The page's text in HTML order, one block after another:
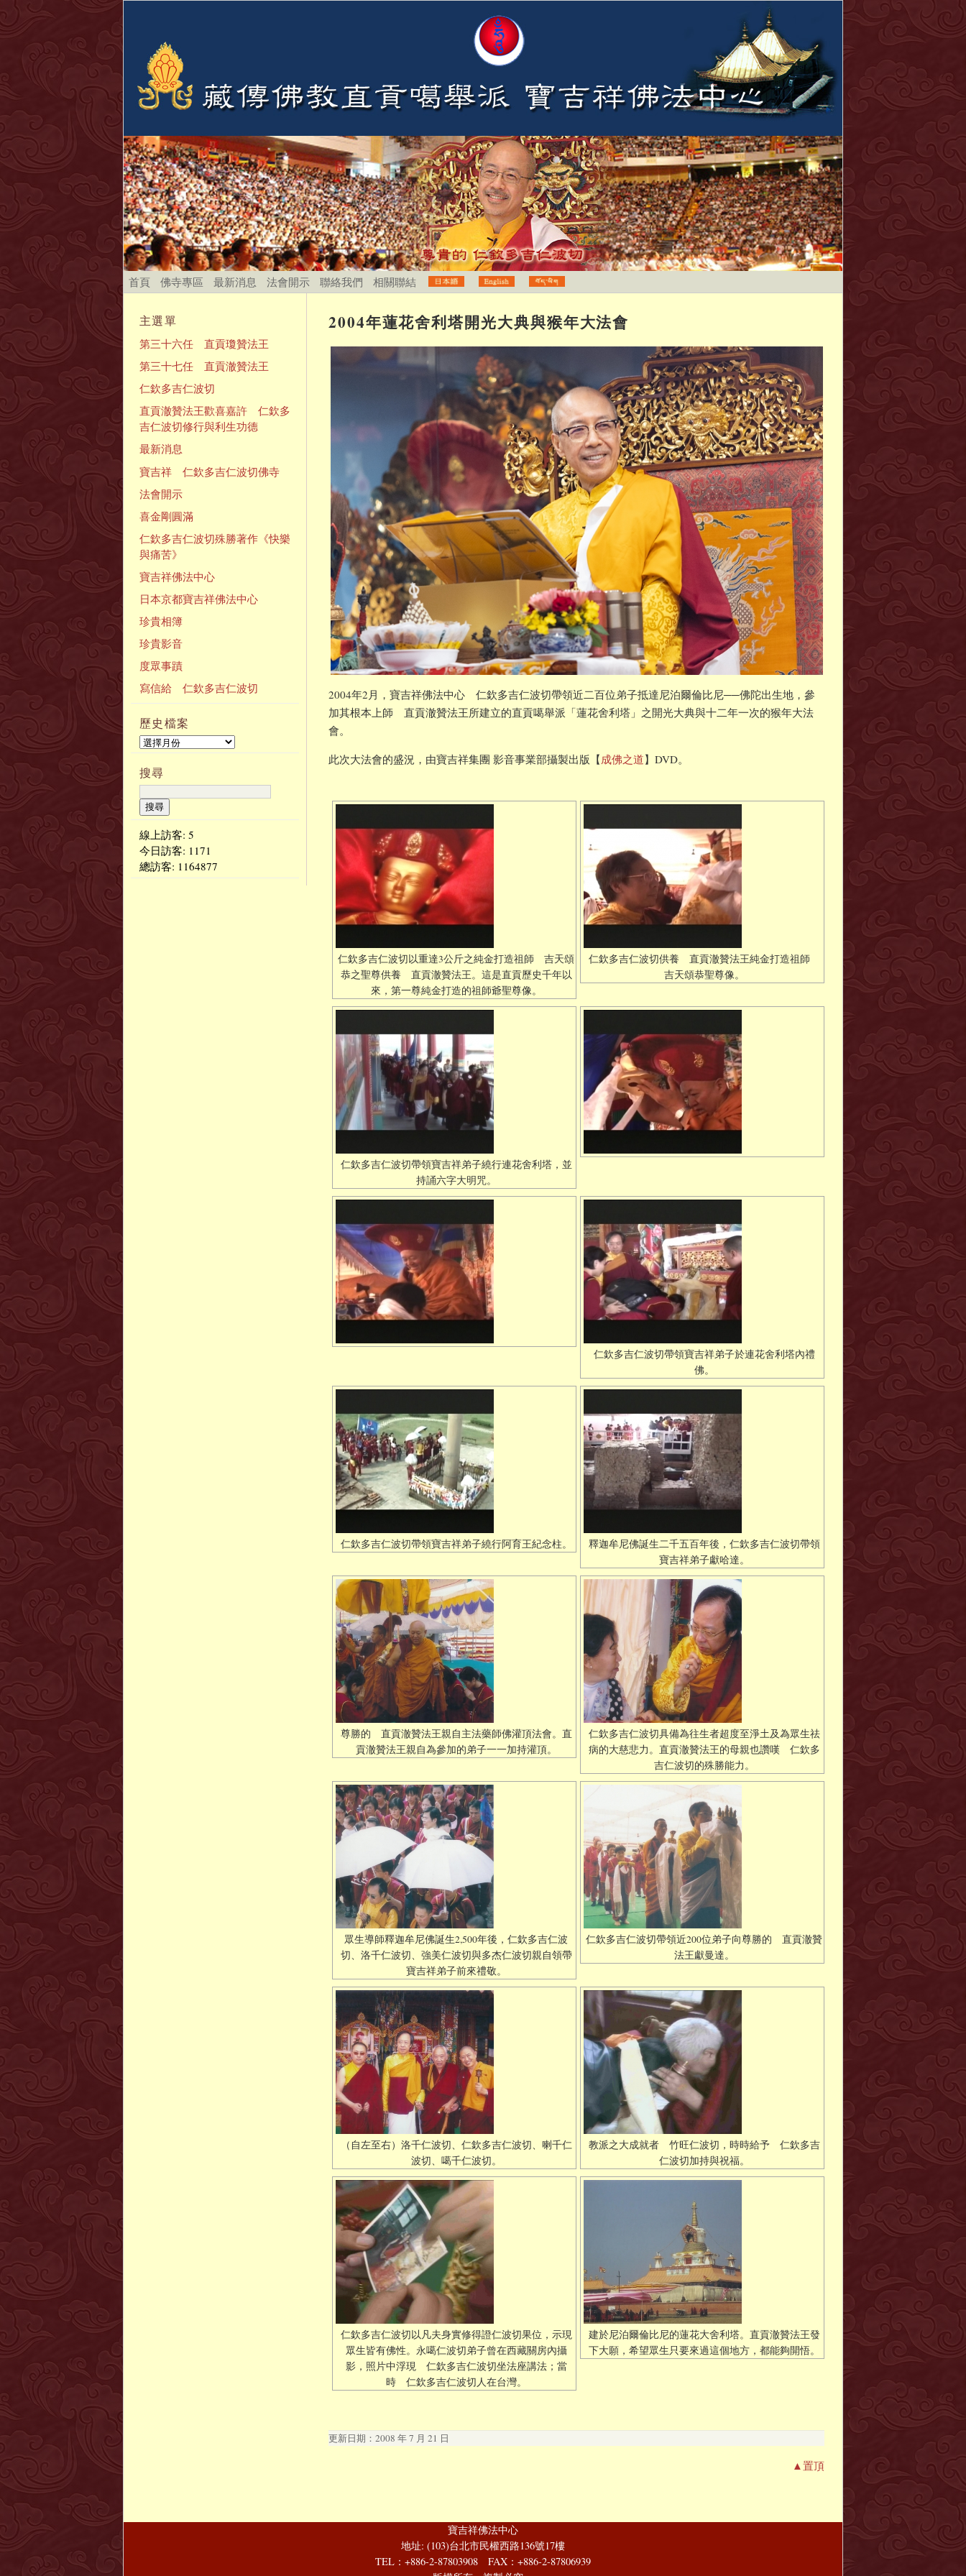
首頁 佛寺專區 最新消息 法會開示 聯絡我們 相關聯結
2004年蓮花舍利塔開光大典與猴年大法會
2004年2月，寶吉祥佛法中心 仁欽多吉仁波切帶領近二百位弟子抵達尼泊爾倫比尼──佛陀出生地，參
加其根本上師 直貢澈贊法王所建立的直貢噶舉派「蓮花舍利塔」之開光大典與十二年一次的猴年大法
會。
此次大法會的盛況，由寶吉祥集團 影音事業部攝製出版【成佛之道】DVD。
仁欽多吉仁波切以重達3公斤之純金打造祖師 吉天頌
恭之聖尊供養 直貢澈贊法王。這是直貢歷史千年以
來，第一尊純金打造的祖師爺聖尊像。
仁欽多吉仁波切供養 直貢澈贊法王純金打造祖師
吉天頌恭聖尊像。
仁欽多吉仁波切帶領寶吉祥弟子繞行連花舍利塔，並
持誦六字大明咒。
仁欽多吉仁波切帶領寶吉祥弟子於連花舍利塔內禮
佛。
仁欽多吉仁波切帶領寶吉祥弟子繞行阿育王紀念柱。
釋迦牟尼佛誕生二千五百年後，仁欽多吉仁波切帶領
寶吉祥弟子獻哈達。
尊勝的 直貢澈贊法王親自主法藥師佛灌頂法會。直
貢澈贊法王親自為參加的弟子一一加持灌頂。
仁欽多吉仁波切具備為往生者超度至淨土及為眾生祛
病的大慈悲力。直貢澈贊法王的母親也讚嘆 仁欽多
吉仁波切的殊勝能力。
眾生導師釋迦牟尼佛誕生2,500年後，仁欽多吉仁波
切、洛千仁波切、強美仁波切與多杰仁波切親自領帶
寶吉祥弟子前來禮敬。
仁欽多吉仁波切帶領近200位弟子向尊勝的 直貢澈贊
法王獻曼達。
（自左至右）洛千仁波切、仁欽多吉仁波切、喇千仁
波切、噶千仁波切。
教派之大成就者 竹旺仁波切，時時給予 仁欽多吉
仁波切加持與祝福。
仁欽多吉仁波切以凡夫身實修得證仁波切果位，示現
眾生皆有佛性。永噶仁波切弟子曾在西藏關房內攝
影，照片中浮現 仁欽多吉仁波切坐法座講法；當
時 仁欽多吉仁波切人在台灣。
建於尼泊爾倫比尼的蓮花大舍利塔。直貢澈贊法王發
下大願，希望眾生只要來過這個地方，都能夠開悟。
更新日期：2008 年 7 月 21 日
▲置頂
主選單
第三十六任 直貢瓊贊法王
第三十七任 直貢澈贊法王
仁欽多吉仁波切
直貢澈贊法王歡喜嘉許 仁欽多
吉仁波切修行與利生功德
最新消息
寶吉祥 仁欽多吉仁波切佛寺
法會開示
喜金剛圓滿
仁欽多吉仁波切殊勝著作《快樂
與痛苦》
寶吉祥佛法中心
日本京都寶吉祥佛法中心
珍貴相簿
珍貴影音
度眾事蹟
寫信給 仁欽多吉仁波切
歷史檔案
搜尋
線上訪客: 5
今日訪客: 1171
總訪客: 1164877
寶吉祥佛法中心
地址: (103)台北市民權西路136號17樓
TEL：+886-2-87803908 FAX：+886-2-87806939